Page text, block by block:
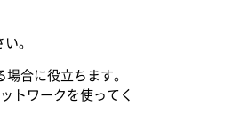
。
合に役立ちます。
トワークを使ってく